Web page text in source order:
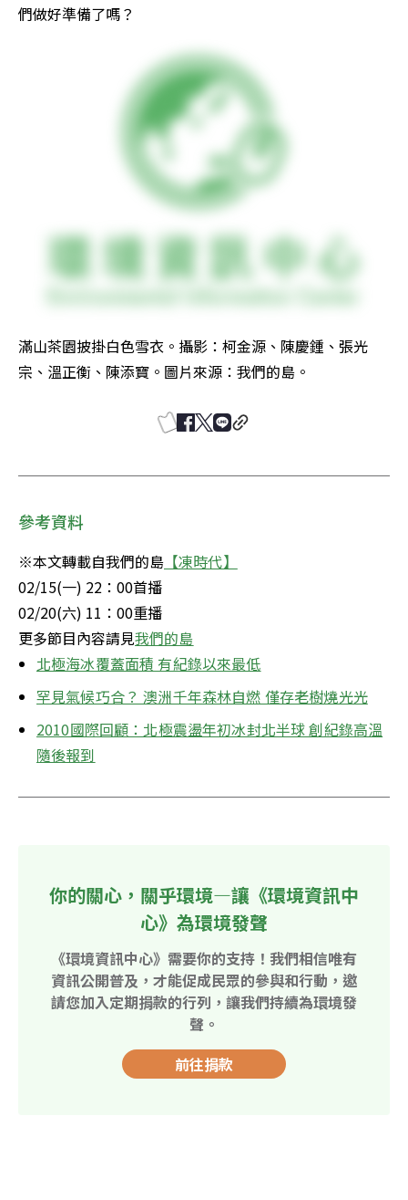
們做好準備了嗎？
滿山茶園披掛白色雪衣。攝影：柯金源、陳慶鍾、張光
宗、溫正衡、陳添寶。圖片來源：我們的島。
參考資料
※本文轉載自我們的島 【凍時代】
02/15(一) 22：00首播
02/20(六) 11：00重播
更多節目內容請見我們的島
北極海冰覆蓋面積 有紀錄以來最低
罕見氣候巧合？ 澳洲千年森林自燃 僅存老樹燒光光
2010國際回顧：北極震盪年初冰封北半球 創紀錄高溫
隨後報到
你的關心，關乎環境—讓《環境資訊中
心》為環境發聲
《環境資訊中心》需要你的支持！我們相信唯有
資訊公開普及，才能促成民眾的參與和行動，邀
請您加入定期捐款的行列，讓我們持續為環境發
聲。
前往捐款